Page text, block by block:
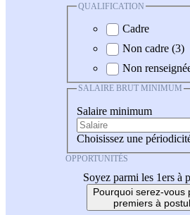
QUALIFICATION
Cadre
Non cadre (3)
Non
SALAIRE BRUT MINIMUM
Salaire minimum
Choisissez une
OPPORTUNITÉS
Soyez parmi les 1ers à
Pourquoi serez-vous
premiers à